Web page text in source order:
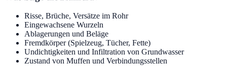
Risse, Brüche, Versätze im Rohr
Eingewachsene Wurzeln
Ablagerungen und Beläge
Fremdkörper (Spielzeug, Tücher, Fette)
Undichtigkeiten und Infiltration von Grundwasser
Zustand von Muffen und Verbindungsstellen